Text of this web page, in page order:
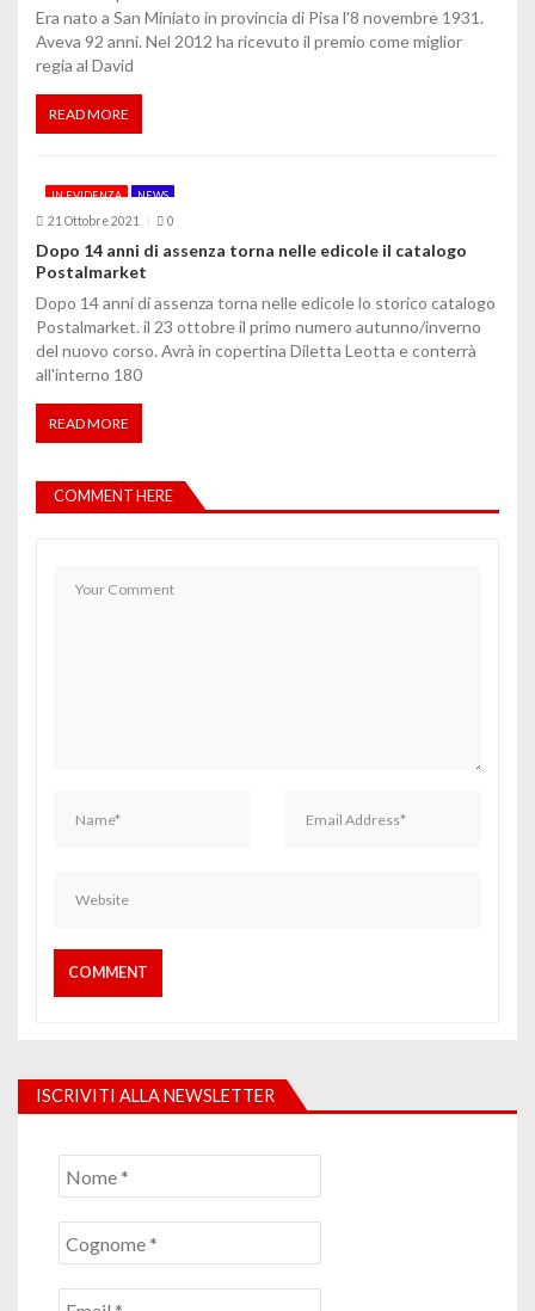
Era nato a San Miniato in provincia di Pisa l'8 novembre 1931.
Aveva 92 anni. Nel 2012 ha ricevuto il premio come miglior
regia al David
READ MORE
IN EVIDENZA NEWS
21 Ottobre 2021 0
Dopo 14 anni di assenza torna nelle edicole il catalogo
Postalmarket
Dopo 14 anni di assenza torna nelle edicole lo storico catalogo
Postalmarket. il 23 ottobre il primo numero autunno/inverno
del nuovo corso. Avrà in copertina Diletta Leotta e conterrà
all'interno 180
READ MORE
COMMENT HERE
ISCRIVITI ALLA NEWSLETTER